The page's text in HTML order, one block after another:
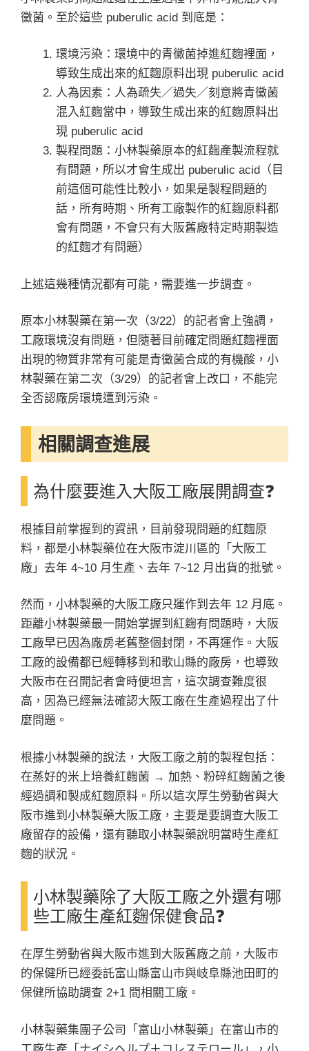
黴菌。至於這些 puberulic acid 到底是：
環境污染：環境中的青黴菌掉進紅麴裡面，
導致生成出來的紅麴原料出現 puberulic acid
人為因素：人為疏失／過失／刻意將青黴菌
混入紅麴當中，導致生成出來的紅麴原料出
現 puberulic acid
製程問題：小林製藥原本的紅麴產製流程就
有問題，所以才會生成出 puberulic acid（目
前這個可能性比較小，如果是製程問題的
話，所有時期、所有工廠製作的紅麴原料都
會有問題，不會只有大阪舊廠特定時期製造
的紅麴才有問題）
上述這幾種情況都有可能，需要進一步調查。
原本小林製藥在第一次（3/22）的記者會上強調，
工廠環境沒有問題，但隨著目前確定問題紅麴裡面
出現的物質非常有可能是青黴菌合成的有機酸，小
林製藥在第二次（3/29）的記者會上改口，不能完
全否認廠房環境遭到污染。
相關調查進展
為什麼要進入大阪工廠展開調查❓
根據目前掌握到的資訊，目前發現問題的紅麴原
料，都是小林製藥位在大阪市淀川區的「大阪工
廠」去年 4~10 月生產、去年 7~12 月出貨的批號。
然而，小林製藥的大阪工廠只運作到去年 12 月底。
距離小林製藥最一開始掌握到紅麴有問題時，大阪
工廠早已因為廠房老舊整個封閉，不再運作。大阪
工廠的設備都已經轉移到和歌山縣的廠房，也導致
大阪市在召開記者會時便坦言，這次調查難度很
高，因為已經無法確認大阪工廠在生產過程出了什
麼問題。
根據小林製藥的說法，大阪工廠之前的製程包括：
在蒸好的米上培養紅麴菌 → 加熱、粉碎紅麴菌之後
經過調和製成紅麴原料。所以這次厚生勞動省與大
阪市進到小林製藥大阪工廠，主要是要調查大阪工
廠留存的設備，還有聽取小林製藥說明當時生產紅
麴的狀況。
小林製藥除了大阪工廠之外還有哪
些工廠生產紅麴保健食品❓
在厚生勞動省與大阪市進到大阪舊廠之前，大阪市
的保健所已經委託富山縣富山市與岐阜縣池田町的
保健所協助調查 2+1 間相關工廠。
小林製藥集團子公司「富山小林製藥」在富山市的